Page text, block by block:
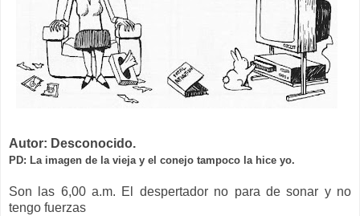
Autor: Desconocido.
PD: La imagen de la vieja y el conejo tampoco la hice yo.
Son las 6,00 a.m. El despertador no para de sonar y no
tengo fuerzas